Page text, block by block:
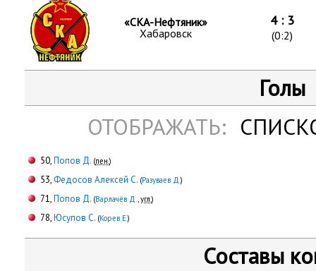
«СКА-Нефтяник»
Хабаровск
4 : 3
(0:2)
Голы
ОТОБРАЖАТЬ:
50,Попов Д. (пен.)
53,Федосов Алексей С. (Разуваев Д.)
71,Попов Д. (Варлачёв Д.,угл.)
78,Юсупов С. (Корев Е.)
Составы